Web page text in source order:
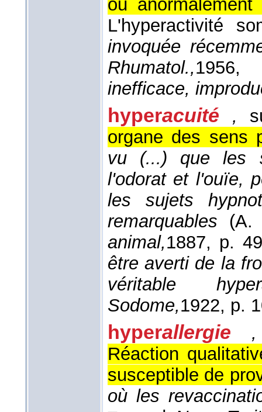
ou
L'hyperactivité
invoquée
Rhumatol.,1956,
inefficace,
hyperacuité ,
organe des sens
vu (...) que les
l'odorat et l'ouïe,
les sujets
remarquables (
animal,1887, p.
être averti de la
véritable
Sodome,1922, p.
hyperallergie
Réaction
susceptible de
où les